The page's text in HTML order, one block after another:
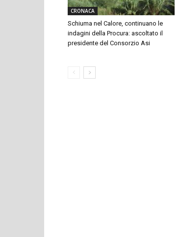
CRONACA
Schiuma nel Calore, continuano le
indagini della Procura: ascoltato il
presidente del Consorzio Asi